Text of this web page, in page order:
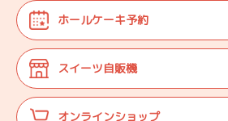
ホールケーキ予約
スイーツ自販機
オンラインショップ
よくある質問
法人･団体様向け
ご案内
代表プロフィール
登壇実績
Shining Children
自分探しを